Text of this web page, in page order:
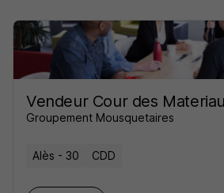
Vendeur Cour des
Groupement Mousquetaires
Alès - 30 CDD